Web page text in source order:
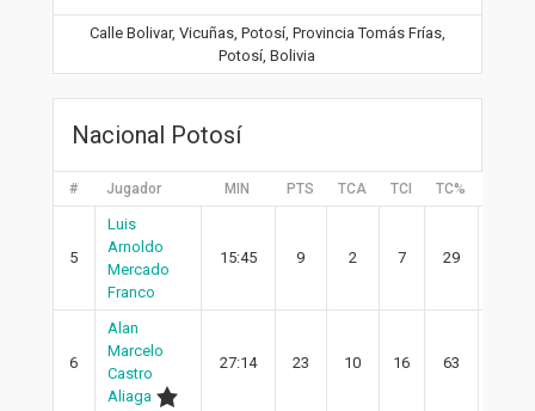
Calle Bolivar, Vicuñas, Potosí, Provincia Tomás Frías,
Potosí, Bolivia
Nacional Potosí
# Jugador MIN PTS TCA TCI TC%
5
Luis
Arnoldo
Mercado
Franco
15:45 9 2 7 29
6
Alan
Marcelo
Castro
Aliaga
27:14 23 10 16 63